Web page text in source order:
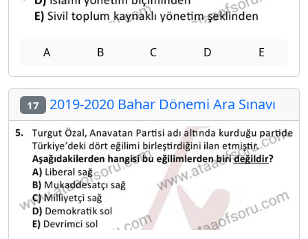
A B C D E
17 2019-2020 Bahar Dönemi Ara Sınavı